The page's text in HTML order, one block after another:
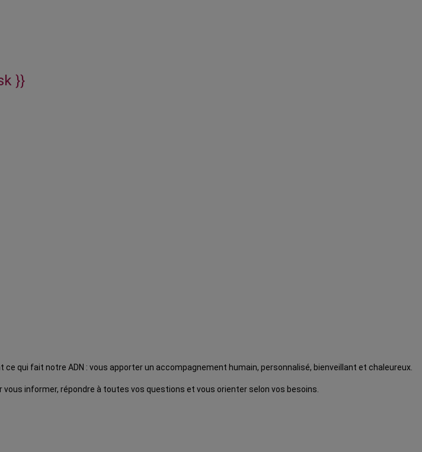
}}
qui fait notre ADN : vous apporter un accompagnement humain, personnalisé, bienveillant et chaleureux.
informer, répondre à toutes vos questions et vous orienter selon vos besoins.